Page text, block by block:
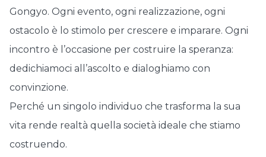
Gongyo. Ogni evento, ogni realizzazione, ogni
ostacolo è lo stimolo per crescere e imparare. Ogni
incontro è l’occasione per costruire la speranza:
dedichiamoci all’ascolto e dialoghiamo con
convinzione.
Perché un singolo individuo che trasforma la sua
vita rende realtà quella società ideale che stiamo
costruendo.